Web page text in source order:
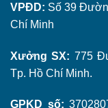
VPĐD: Số 39
Chí Minh
Xưởng SX: 775
Tp. Hồ Chí Minh.
GPKD số: